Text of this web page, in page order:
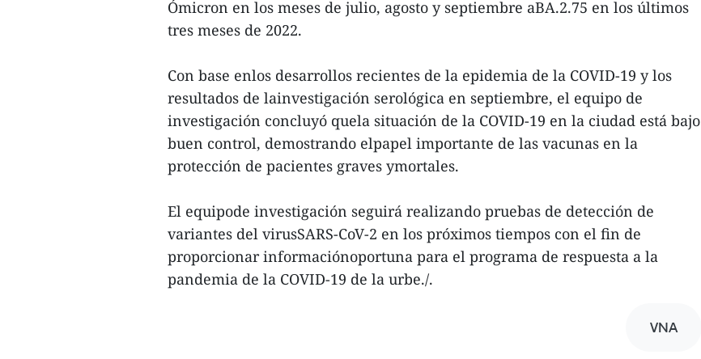
Ómicron en los meses de julio, agosto y septiembre aBA.2.75 en los últimos
tres meses de 2022.
Con base enlos desarrollos recientes de la epidemia de la COVID-19 y los
resultados de lainvestigación serológica en septiembre, el equipo de
investigación concluyó quela situación de la COVID-19 en la ciudad está bajo
buen control, demostrando elpapel importante de las vacunas en la
protección de pacientes graves ymortales.
El equipode investigación seguirá realizando pruebas de detección de
variantes del virusSARS-CoV-2 en los próximos tiempos con el fin de
proporcionar informaciónoportuna para el programa de respuesta a la
pandemia de la COVID-19 de la urbe./.
VNA